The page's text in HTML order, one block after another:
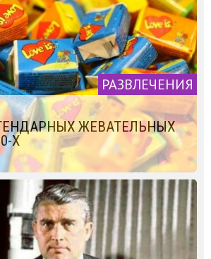
РАЗВЛЕЧЕНИЯ
ЖЕВАТЕЛЬНЫХ
Х